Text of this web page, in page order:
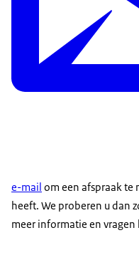
e-mail om een afspraak te
heeft. We proberen u dan
meer informatie en vragen